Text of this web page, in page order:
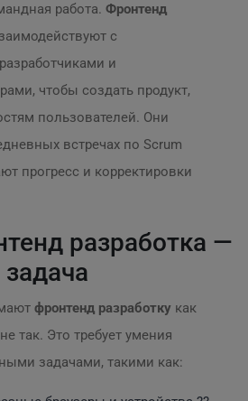
работа. Фронтенд
с
и
чтобы создать продукт,
пользователей. Они
встречах по Scrum
прогресс и корректировки
разработка —
фронтенд разработку как
так. Это требует умения
задачами, такими как: